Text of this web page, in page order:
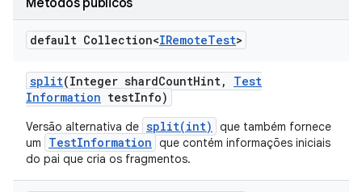
Métodos públicos
default Collection<IRemoteTest>
split(Integer shardCountHint,
Test
Information testInfo)
Versão alternativa de split(int)
que também fornece
um
TestInformation que contém informações iniciais
do pai que cria os fragmentos.